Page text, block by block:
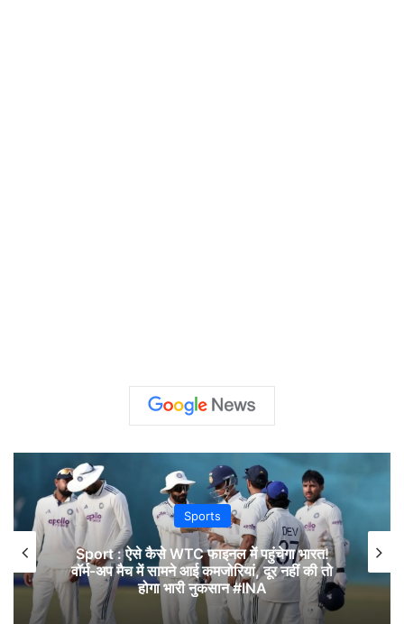
Sports
Sport : ऐसे कैसे WTC फाइनल में पहुंचेगा भारत!
वॉर्म-अप मैच में सामने आई कमजोरियां, दूर नहीं की तो
होगा भारी नुकसान #INA